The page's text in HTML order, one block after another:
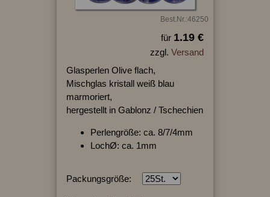
Best.Nr.:46250
für 1.19 €
zzgl. Versand
Glasperlen Olive flach,
Mischglas kristall weiß blau
marmoriert,
hergestellt in Gablonz / Tschechien
Perlengröße: ca. 8/7/4mm
LochØ: ca. 1mm
Packungsgröße: